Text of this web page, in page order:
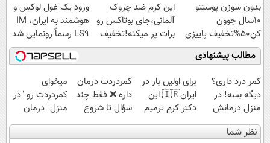
بدون سوزن پوستتو
10سال جوون
کن50%تخفیف پاییزی
این کرم ضد چروک
آلمانی،جای بوتاکس رو
برات پر میکنه!تخفیف
تا امشب
ورود یک غول لوکس و
هوشمند به ایران، IM
LS9 رسماً رونمایی شد
مطالب پیشنهادی
کمر درد داری؟
دیگه بسه! در
منزل درمانش
کن
(◀پرسش‌نامه)
برای اولین بار در
ایران🇮🇷 این
دکتر کرم ترمیم
کننده 23 روزه
ساخت!
‌کمردردت درمان
داره ❌ فقط چند
سؤال تا شروع
بهبودی فاصله‌
داری!
میخوای
کمردردت رو "در
منزل" درمان
کنی؟ (◂فیلم +
◂پرسش‌نامه)
نظر شما